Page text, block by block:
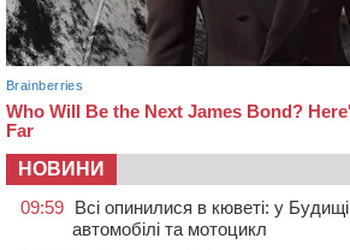
НОВИНИ
09:59 Всі опинилися в кюветі: у
автомобілі та мотоцикл